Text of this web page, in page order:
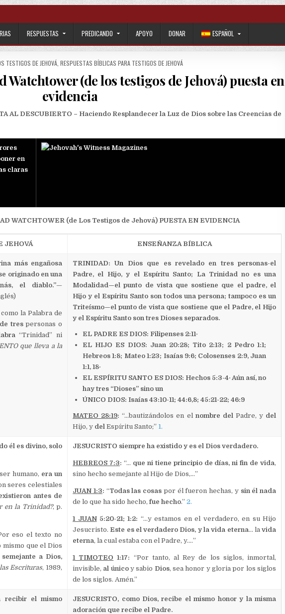
RESPUESTAS PREDICANDO APOYO DONAR ESPAÑOL
TESTIGOS DE JEHOVÁ ,RESPUESTAS BÍBLICAS PARA TESTIGOS DE JEHOVÁ
(de los testigos de Jehová) puesta en
evidencia
AL DESCUBIERTO – Haciendo Resplandecer la Luz de Dios sobre las Creencias de
en
claras
WATCHTOWER (de Los Testigos de Jehová) PUESTA EN EVIDENCIA
JEHOVÁ ENSEÑANZA BÍBLICA
más engañosa
originado en una
el diablo.”—
la Palabra de
trespersonas o
“Trinidad” ni
que lleva a la
TRINIDAD: Un Dios que es revelado en tres personas-el
Padre, el Hijo, y el Espíritu Santo; La Trinidad no es una
Modalidad—el punto de vista que sostiene que el padre, el
Hijo y el Espíritu Santo son todos una persona; tampoco es un
Triteísmo—el punto de vista que sostiene que el Padre, el Hijo
y el Espíritu Santo son tres Dioses separados.
EL PADRE ES DIOS: Filipenses 2:11·
EL HIJO ES DIOS: Juan 20:28; Tito 2:13; 2 Pedro 1:1;
Hebreos 1:8; Mateo 1:23; Isaías 9:6; Colosenses 2:9, Juan
1:1, 18·
EL ESPÍRITU SANTO ES DIOS: Hechos 5:3-4· Aún así, no
hay tres “Dioses” sino un
ÚNICO DIOS: Isaías 43:10-11; 44:6,8; 45:21-22; 46:9
MATEO 28:19: “…bautizándolos en el nombre delPadre, y del
Hijo, y del Espíritu Santo;” 1.
él es divino, solo
humano, era un
seres celestiales
antes de
en la Trinidad?, p.
eso el texto no
mismo que el Dios
a Dios,
Escrituras, 1989,
JESUCRISTO siempre ha existido y es el Dios verdadero.
HEBREOS 7:3: “… que ni tiene principio de días, ni fin de vida,
sino hecho semejante al Hijo de Dios,…”
JUAN 1:3: “Todas las cosas por él fueron hechas, y sin él nada
de lo que ha sido hecho,fue hecho.”2.
1 JUAN5:20-21; 1:2: “…y estamos en el verdadero, en su Hijo
Jesucristo.Este es el verdadero Dios, y la vida eterna… lavida
eterna, la cual estaba con el Padre, y.…”
1 TIMOTEO 1:17: “Por tanto, al Rey de los siglos, inmortal,
invisible, al únicoy sabio Dios, sea honor y gloria por los siglos
de los siglos. Amén.”
recibir el mismo
JESUCRISTO, como Dios, recibe el mismo honor y la misma
adoración que recibe el Padre.